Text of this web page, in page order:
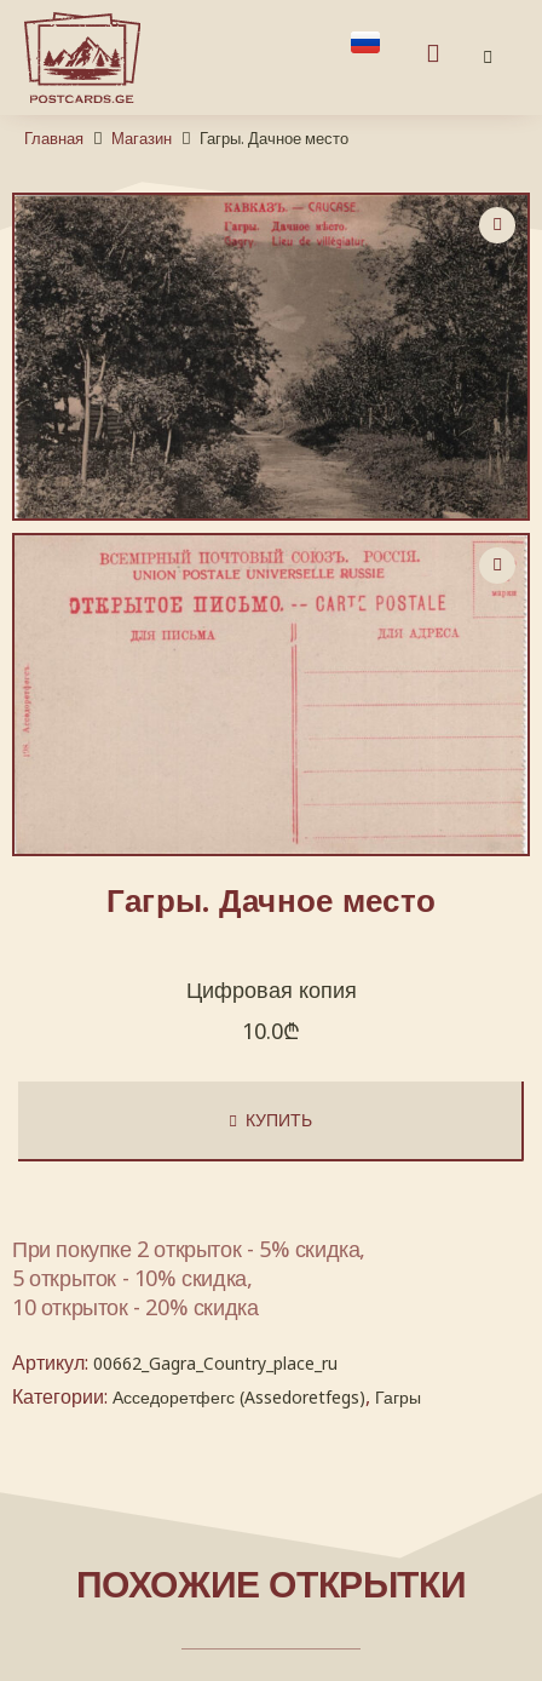
Главная Магазин Гагры. Дачное место
Гагры. Дачное место
Цифровая копия
10.0₾
КУПИТЬ
При покупке 2 открыток - 5% скидка,
5 открыток - 10% скидка,
10 открыток - 20% скидка
Артикул: 00662_Gagra_Country_place_ru
Категории: Асседоретфегс (Assedoretfegs), Гагры
ПОХОЖИЕ ОТКРЫТКИ